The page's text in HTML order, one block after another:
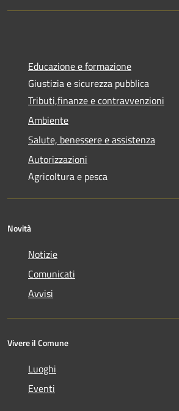
Educazione e formazione
Giustizia e sicurezza pubblica
Tributi,finanze e contravvenzioni
Ambiente
Salute, benessere e assistenza
Autorizzazioni
Agricoltura e pesca
Novità
Notizie
Comunicati
Avvisi
Vivere il Comune
Luoghi
Eventi